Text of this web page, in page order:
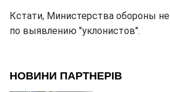
Кстати, Министерства обороны не
по выявлению "уклонистов".